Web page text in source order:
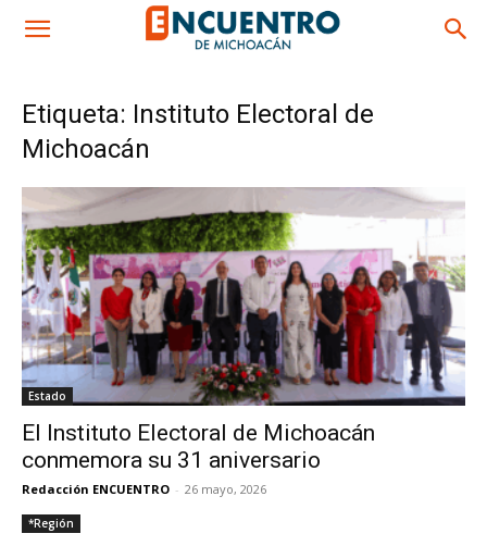
Etiqueta: Instituto Electoral de
Michoacán
Estado
El Instituto Electoral de Michoacán
conmemora su 31 aniversario
Redacción ENCUENTRO - 26 mayo, 2026
*Región